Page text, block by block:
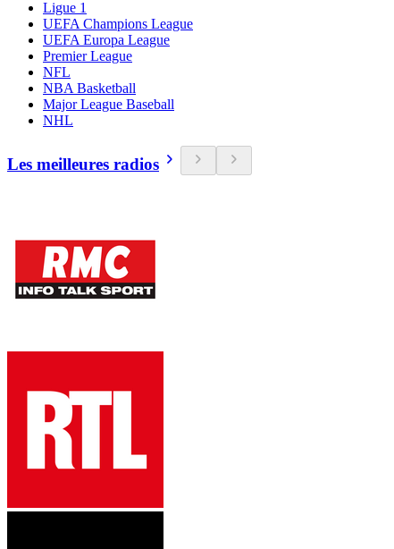
Ligue 1
UEFA Champions League
UEFA Europa League
Premier League
NFL
NBA Basketball
Major League Baseball
NHL
Les meilleures radios